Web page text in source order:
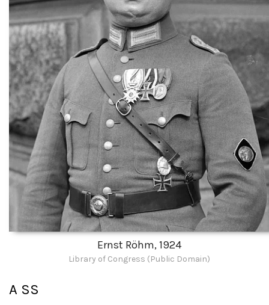
Ernst Röhm, 1924
Library of Congress (Public Domain)
A SS